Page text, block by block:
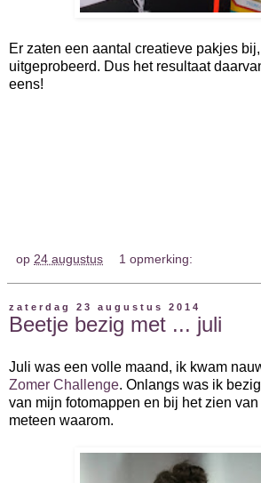
Er zaten een aantal creatieve pakjes
uitgeprobeerd. Dus het resultaat
eens!
op 24 augustus 1 opmerking:
zaterdag 23 augustus 2014
Beetje bezig met ... juli
Juli was een volle maand, ik kwam
Zomer Challenge. Onlangs was ik
van mijn fotomappen en bij het zien van
meteen waarom.